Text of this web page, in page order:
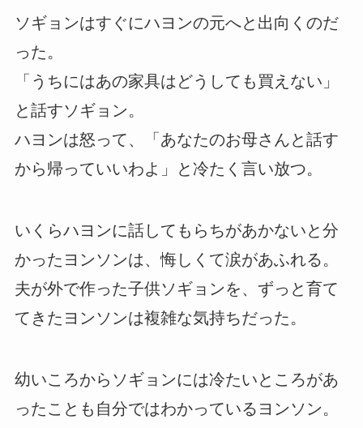
ソギョンはすぐにハヨンの元へと出向くのだ
った。
「うちにはあの家具はどうしても買えない」
と話すソギョン。
ハヨンは怒って、「あなたのお母さんと話す
から帰っていいわよ」と冷たく言い放つ。
いくらハヨンに話してもらちがあかないと分
かったヨンソンは、悔しくて涙があふれる。
夫が外で作った子供ソギョンを、ずっと育て
てきたヨンソンは複雑な気持ちだった。
幼いころからソギョンには冷たいところがあ
ったことも自分ではわかっているヨンソン。